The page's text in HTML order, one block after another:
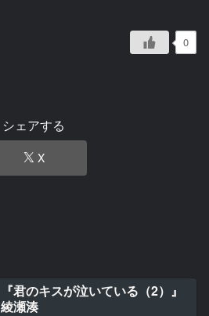
0
シェアする
X
『君のキスが泣いている（2）』
綾瀬湊